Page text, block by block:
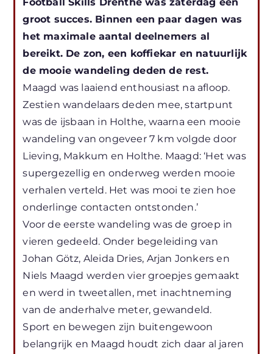
groot succes. Binnen een paar dagen was
het maximale aantal deelnemers al
bereikt. De zon, een koffiekar en natuurlijk
de mooie wandeling deden de rest.
Maagd was laaiend enthousiast na afloop.
Zestien wandelaars deden mee, startpunt
was de ijsbaan in Holthe, waarna een mooie
wandeling van ongeveer 7 km volgde door
Lieving, Makkum en Holthe. Maagd: ‘Het was
supergezellig en onderweg werden mooie
verhalen verteld. Het was mooi te zien hoe
onderlinge contacten ontstonden.’
Voor de eerste wandeling was de groep in
vieren gedeeld. Onder begeleiding van
Johan Götz, Aleida Dries, Arjan Jonkers en
Niels Maagd werden vier groepjes gemaakt
en werd in tweetallen, met inachtneming
van de anderhalve meter, gewandeld.
Sport en bewegen zijn buitengewoon
belangrijk en Maagd houdt zich daar al jaren